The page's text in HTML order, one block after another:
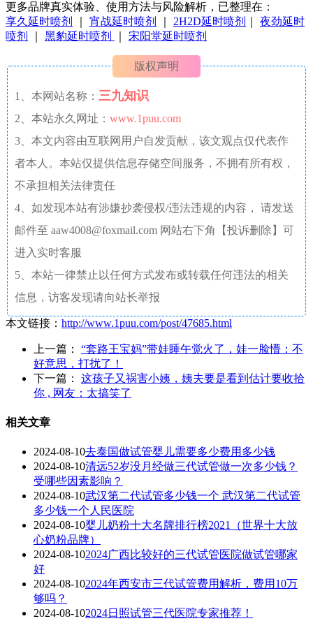
更多品牌真实体验、使用方法与风险解析，已整理在：
享久延时喷剂
宵战延时喷剂 2H2D延时喷剂
夜劲延时
喷剂
黑豹延时喷剂 宋阳堂延时喷剂
版权声明
1、本网站名称： 三九知识
2、本站永久网址： www.1puu.com
3、本文内容由互联网用户自发贡献，该文观点仅代表作
者本人。本站仅提供信息存储空间服务，不拥有所有权，
不承担相关法律责任
4、如发现本站有涉嫌抄袭侵权/违法违规的内容， 请发送
邮件至 aaw4008@foxmail.com 网站右下角【投诉删除】可
进入实时客服
5、本站一律禁止以任何方式发布或转载任何违法的相关
信息，访客发现请向站长举报
本文链接： http://www.1puu.com/post/47685.html
上一篇： “套路王宝妈”带娃睡午觉火了，娃一脸懵：不
好意思，打扰了！
下一篇： 这孩子又祸害小姨，姨夫要是看到估计要收拾
你 , 网友：太搞笑了
相关文章
2024-08-10去泰国做试管婴儿需要多少费用多少钱
2024-08-10清远52岁没月经做三代试管做一次多少钱？
受哪些因素影响？
2024-08-10武汉第二代试管多少钱一个 武汉第二代试管
多少钱一个人民医院
2024-08-10婴儿奶粉十大名牌排行榜2021（世界十大放
心奶粉品牌）
2024-08-102024广西比较好的三代试管医院做试管哪家
好
2024-08-102024年西安市三代试管费用解析，费用10万
够吗？
2024-08-102024日照试管三代医院专家推荐！